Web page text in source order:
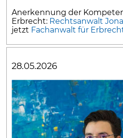
Anerkennung der
Erbrecht: Rechtsanwalt
jetzt Fachanwalt für
28.05.2026